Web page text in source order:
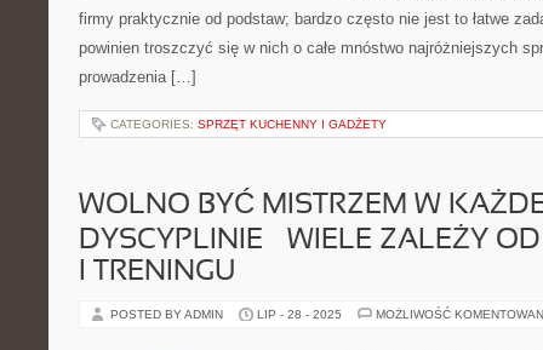
firmy praktycznie od podstaw; bardzo często nie jest to łatwe
powinien troszczyć się w nich o całe mnóstwo najróżniejszych
prowadzenia […]
CATEGORIES: SPRZĘT KUCHENNY I GADŻETY
WOLNO BYĆ MISTRZEM W
DYSCYPLINIE – WIELE ZALEŻY
I TRENINGU
POSTED BY ADMIN LIP - 28 - 2025 MOŻLIWOŚĆ